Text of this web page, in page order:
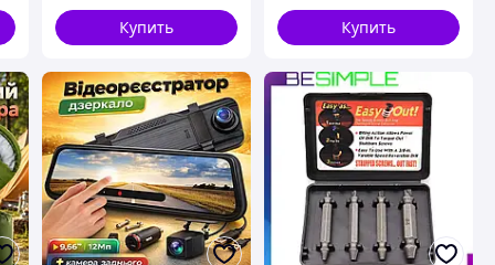
Купить Купить